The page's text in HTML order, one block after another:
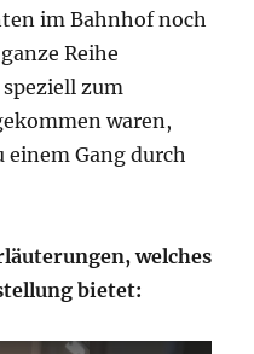
im Bahnhof noch
Reihe
zum
waren,
Gang durch
welches
bietet: